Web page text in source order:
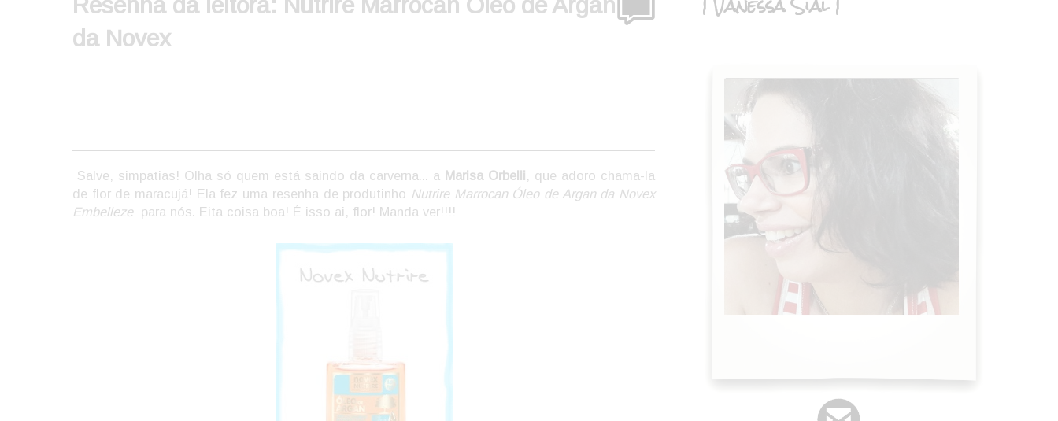
da Novex
Salve, simpatias! Olha só quem está saindo da carverna... a Marisa Orbelli, que adoro chama-la
de flor de maracujá! Ela fez uma resenha de produtinho Nutrire Marrocan Óleo de Argan da Novex
Embelleze para nós. Eita coisa boa! É isso ai, flor! Manda ver!!!!